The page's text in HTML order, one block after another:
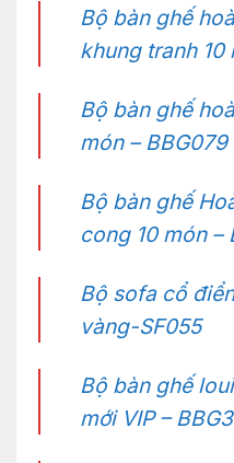
Bộ bàn ghế
khung tranh 10
Bộ bàn ghế
món – BBG079
Bộ bàn ghế
cong 10 món –
Bộ sofa cổ
vàng-SF055
Bộ bàn ghế
mới VIP –